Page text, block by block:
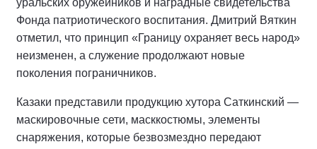
уральских оружейников и наградные свидетельства
Фонда патриотического воспитания. Дмитрий Вяткин
отметил, что принцип «Границу охраняет весь народ»
неизменен, а служение продолжают новые
поколения пограничников.
Казаки представили продукцию хутора Саткинский —
маскировочные сети, масккостюмы, элементы
снаряжения, которые безвозмездно передают